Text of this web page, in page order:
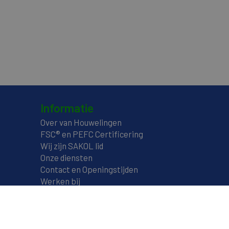
Informatie
Over van Houwelingen
FSC® en PEFC Certificering
Wij zijn SAKOL lid
Onze diensten
Contact en Openingstijden
Werken bij